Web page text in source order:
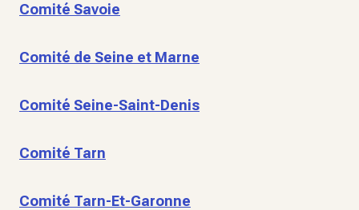
Comité Savoie
Comité de Seine et Marne
Comité Seine-Saint-Denis
Comité Tarn
Comité Tarn-Et-Garonne